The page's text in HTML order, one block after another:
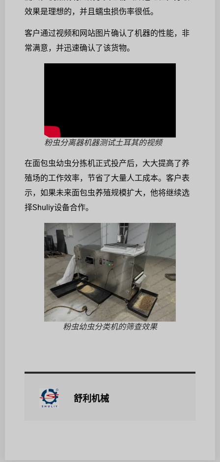
效果是理想的，并且蠕虫损伤率很低。
客户通过视频和网站图片确认了机器的性能，非
常满意，并迅速确认了该货物。
粉虫分离器机器测试土耳其的视频
在面包虫幼虫分拣机正式投产后，大大提高了养
殖场的工作效率，节省了大量人工成本。客户表
示，如果未来面包虫养殖规模扩大，他将继续选
择Shuliy设备合作。
粉虫幼虫分类机的筛查效果
舒利机械